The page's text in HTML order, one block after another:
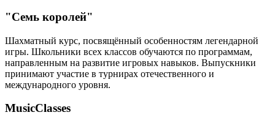
"Семь королей"
Шахматный курс, посвящённый особенностям легендарной
игры. Школьники всех классов обучаются по программам,
направленным на развитие игровых навыков. Выпускники
принимают участие в турнирах отечественного и
международного уровня.
MusicClasses